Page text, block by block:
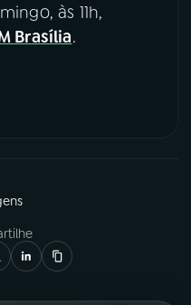
às 11h,
Brasília.